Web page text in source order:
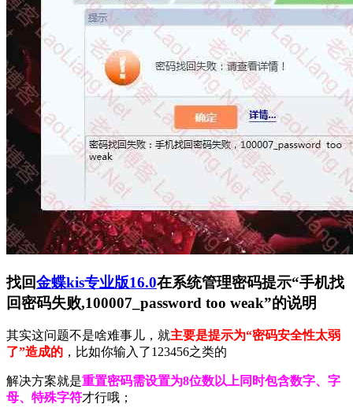
找回金蝶kis专业版16.0在系统管理密码提示“手机找
回密码失败,100007_password too weak”的说明
其实这问题不是啥难事儿，就主要是提示为“密码安全性太弱
了”造成的 ，比如你输入了123456之类的
解决方案就是重置密码需设置为8位数以上同时包含数字、字
母、特殊字符才行哦；